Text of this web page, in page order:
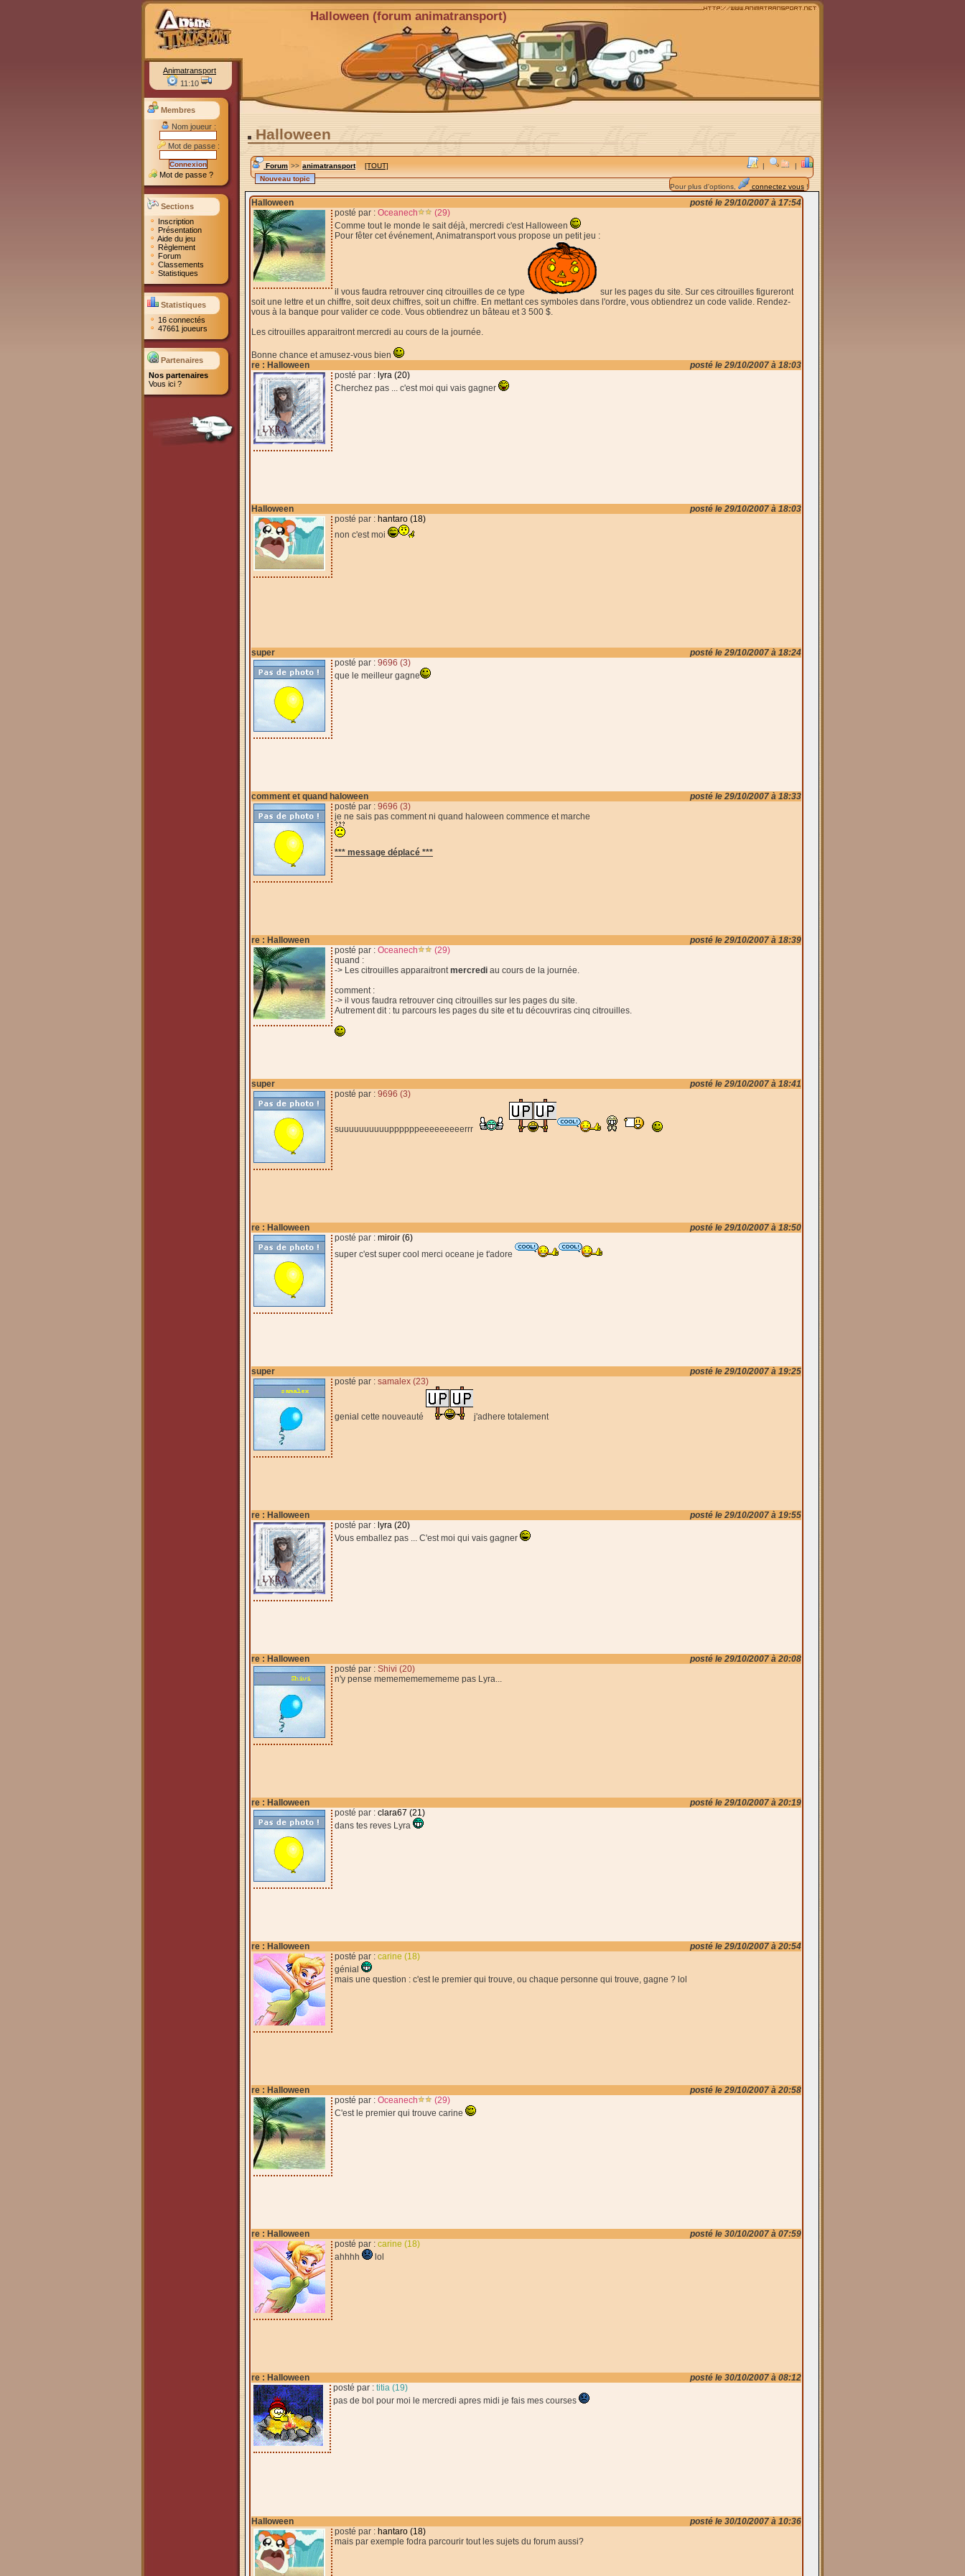
Halloween (forum animatransport)
Animatransport
11:10
Membres
Nom joueur :
Mot de passe :
Mot de passe ?
Sections
Inscription
Présentation
Aide du jeu
Règlement
Forum
Classements
Statistiques
Statistiques
16 connectés
47661 joueurs
Partenaires
Nos partenaires
Vous ici ?
Halloween
| |
Forum>>animatransport [TOUT]
Pour plus d'options, connectez vous!
Halloween
posté le 29/10/2007 à 17:54
posté par : Oceanech
(29)
Comme tout le monde le sait déjà, mercredi c'est Halloween
Pour fêter cet événement, Animatransport vous propose un petit jeu :
il vous faudra retrouver cinq citrouilles de ce type
sur les pages du site. Sur ces citrouilles figureront
soit une lettre et un chiffre, soit deux chiffres, soit un chiffre. En mettant ces symboles dans l'ordre, vous obtiendrez un code valide. Rendez-
vous à la banque pour valider ce code. Vous obtiendrez un bâteau et 3 500 $.
Les citrouilles apparaitront mercredi au cours de la journée.
Bonne chance et amusez-vous bien
re : Halloween
posté le 29/10/2007 à 18:03
posté par : lyra (20)
Cherchez pas ... c'est moi qui vais gagner
Halloween
posté le 29/10/2007 à 18:03
posté par : hantaro (18)
non c'est moi
super
posté le 29/10/2007 à 18:24
posté par : 9696 (3)
que le meilleur gagne
comment et quand haloween
posté le 29/10/2007 à 18:33
posté par : 9696 (3)
je ne sais pas comment ni quand haloween commence et marche
*** message déplacé ***
re : Halloween
posté le 29/10/2007 à 18:39
posté par : Oceanech
(29)
quand :
-> Les citrouilles apparaitrontmercredi au cours de la journée.
comment :
-> il vous faudra retrouver cinq citrouilles sur les pages du site.
Autrement dit : tu parcours les pages du site et tu découvriras cinq citrouilles.
super
posté le 29/10/2007 à 18:41
posté par : 9696 (3)
suuuuuuuuuuppppppeeeeeeeeerrr
re : Halloween
posté le 29/10/2007 à 18:50
posté par : miroir (6)
super c'est super cool merci oceane je t'adore
super
posté le 29/10/2007 à 19:25
posté par : samalex (23)
genial cette nouveauté j'adhere totalement
re : Halloween
posté le 29/10/2007 à 19:55
posté par : lyra (20)
Vous emballez pas ... C'est moi qui vais gagner
re : Halloween
posté le 29/10/2007 à 20:08
posté par : Shivi (20)
n'y pense mememememememe pas Lyra...
re : Halloween
posté le 29/10/2007 à 20:19
posté par : clara67 (21)
dans tes reves Lyra
re : Halloween
posté le 29/10/2007 à 20:54
posté par : carine (18)
génial
mais une question : c'est le premier qui trouve, ou chaque personne qui trouve, gagne ? lol
re : Halloween
posté le 29/10/2007 à 20:58
posté par : Oceanech
(29)
C'est le premier qui trouve carine
re : Halloween
posté le 30/10/2007 à 07:59
posté par : carine (18)
ahhhh
lol
re : Halloween
posté le 30/10/2007 à 08:12
posté par : titia (19)
pas de bol pour moi le mercredi apres midi je fais mes courses
Halloween
posté le 30/10/2007 à 10:36
posté par : hantaro (18)
mais par exemple fodra parcourir tout les sujets du forum aussi?